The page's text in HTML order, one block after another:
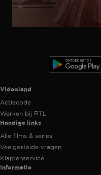
Videoland useful links.
Videoland
Actiecode
Werken bij RTL
Handige links
Alle films & series
Veelgestelde vragen
Klantenservice
Informatie